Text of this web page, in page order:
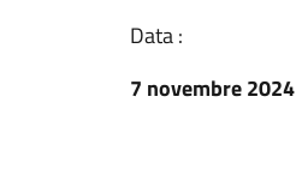
Data :
7 novembre 2024